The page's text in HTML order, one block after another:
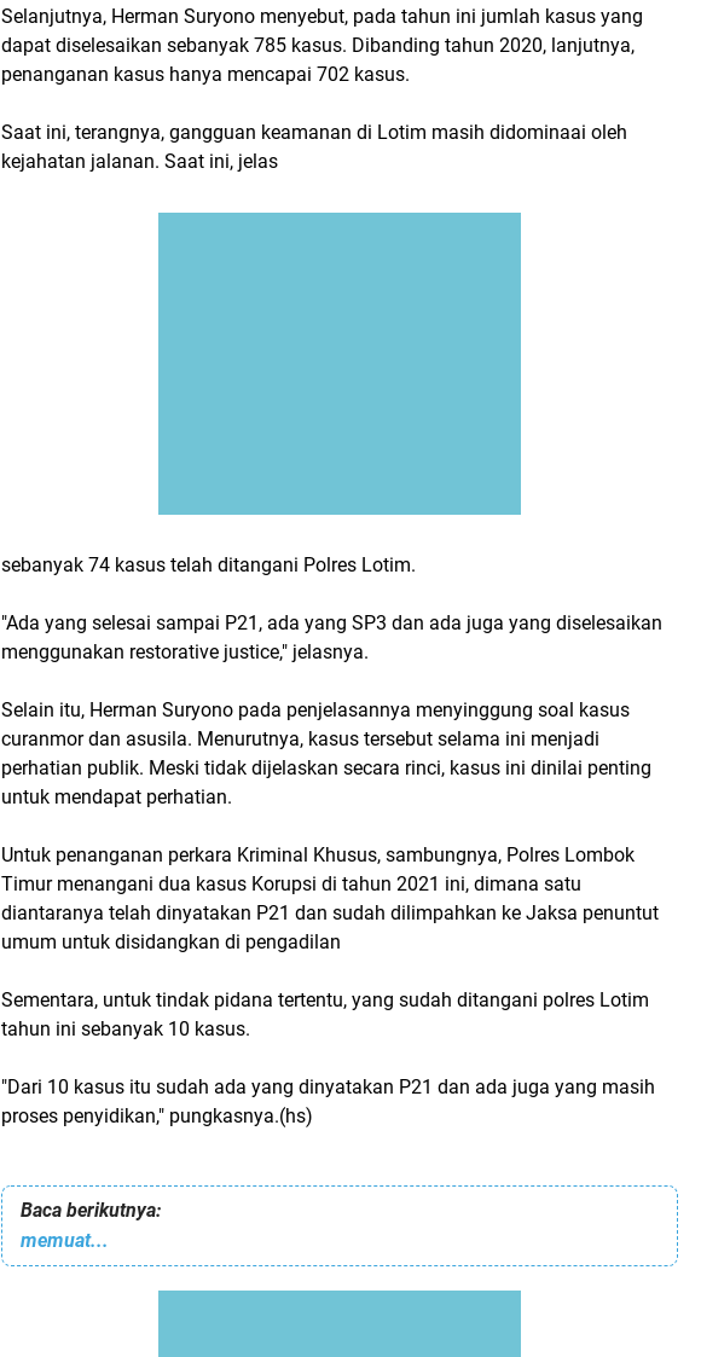
Selanjutnya, Herman Suryono menyebut, pada tahun ini jumlah kasus yang
dapat diselesaikan sebanyak 785 kasus. Dibanding tahun 2020, lanjutnya,
penanganan kasus hanya mencapai 702 kasus.
Saat ini, terangnya, gangguan keamanan di Lotim masih didominaai oleh
kejahatan jalanan. Saat ini, jelas
sebanyak 74 kasus telah ditangani Polres Lotim.
"Ada yang selesai sampai P21, ada yang SP3 dan ada juga yang diselesaikan
menggunakan restorative justice," jelasnya.
Selain itu, Herman Suryono pada penjelasannya menyinggung soal kasus
curanmor dan asusila. Menurutnya, kasus tersebut selama ini menjadi
perhatian publik. Meski tidak dijelaskan secara rinci, kasus ini dinilai penting
untuk mendapat perhatian.
Untuk penanganan perkara Kriminal Khusus, sambungnya, Polres Lombok
Timur menangani dua kasus Korupsi di tahun 2021 ini, dimana satu
diantaranya telah dinyatakan P21 dan sudah dilimpahkan ke Jaksa penuntut
umum untuk disidangkan di pengadilan
Sementara, untuk tindak pidana tertentu, yang sudah ditangani polres Lotim
tahun ini sebanyak 10 kasus.
"Dari 10 kasus itu sudah ada yang dinyatakan P21 dan ada juga yang masih
proses penyidikan," pungkasnya.(hs)
Baca berikutnya:
memuat...